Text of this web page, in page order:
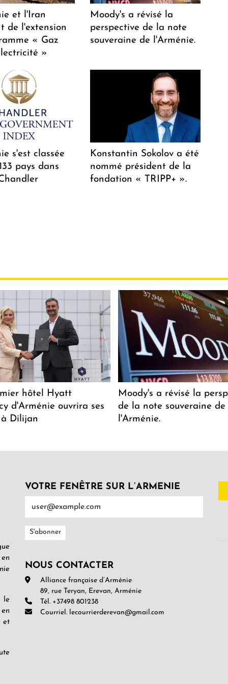
et l'Iran
de l'extension
« Gaz
»
Moody's a révisé la
perspective de la note
souveraine de l'Arménie.
s'est classée
pays dans
Konstantin Sokolov a été
nommé président de la
fondation « TRIPP+ ».
hôtel Hyatt
d'Arménie ouvrira ses
Dilijan
Moody's a révisé la
de la note souveraine de
l'Arménie.
le
et
VOTRE FENÊTRE SUR L’ARMENIE
NOUS CONTACTER
Alliance française d’Arménie
89, rue Teryan, Erevan, Arménie
Tél. +37498 801238
Courriel. lecourrierderevan@gmail.com